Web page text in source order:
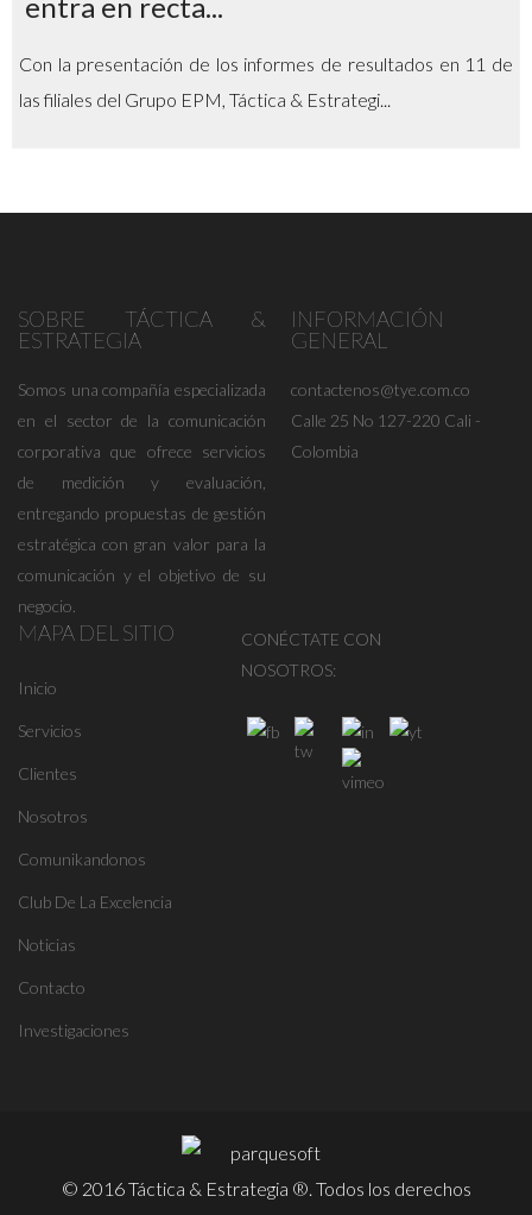
Con la presentación de los informes de resultados en 11 de
las filiales del Grupo EPM, Táctica & Estrategi...
SOBRE TÁCTICA &
ESTRATEGIA
Somos una compañía especializada
en el sector de la comunicación
corporativa que ofrece servicios
de medición y evaluación,
entregando propuestas de gestión
estratégica con gran valor para la
comunicación y el objetivo de su
negocio.
INFORMACIÓN
GENERAL
contactenos@tye.com.co
Calle 25 No 127-220 Cali -
Colombia
MAPA DEL SITIO
Inicio
Servicios
Clientes
Nosotros
Comunikandonos
Club De La Excelencia
Noticias
Contacto
Investigaciones
CONÉCTATE CON
NOSOTROS:
© 2016 Táctica & Estrategia ®. Todos los derechos